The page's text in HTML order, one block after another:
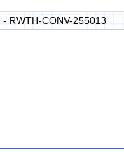
- RWTH-CONV-255013